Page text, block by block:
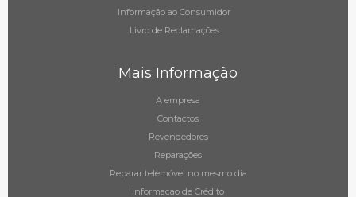
Informação ao Consumidor
Livro de Reclamações
Mais Informação
A empresa
Contactos
Revendedores
Reparações
Reparar telemóvel no mesmo dia
Informacao de Crédito